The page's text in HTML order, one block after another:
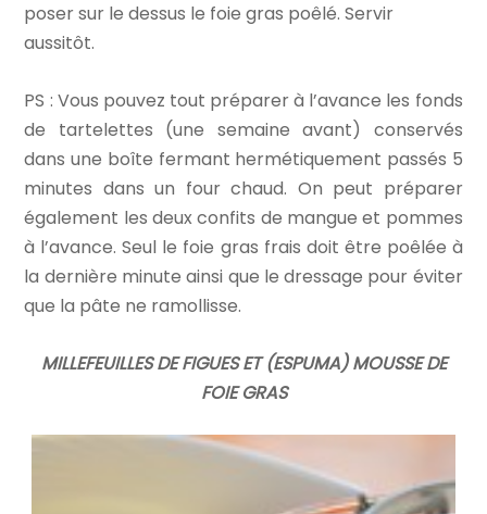
poser sur le dessus le foie gras poêlé. Servir
aussitôt.
PS : Vous pouvez tout préparer à l’avance les fonds
de tartelettes (une semaine avant) conservés
dans une boîte fermant hermétiquement passés 5
minutes dans un four chaud. On peut préparer
également les deux confits de mangue et pommes
à l’avance. Seul le foie gras frais doit être poêlée à
la dernière minute ainsi que le dressage pour éviter
que la pâte ne ramollisse.
MILLEFEUILLES DE FIGUES ET (ESPUMA) MOUSSE DE
FOIE GRAS